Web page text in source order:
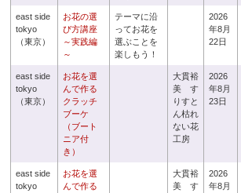
east side
tokyo
（東京）
お花の選
び方講座
～実践編
～
テーマに沿
ってお花を
選ぶことを
楽しもう！
2026
年8月
22日
east side
tokyo
（東京）
お花を選
んで作る
クラッチ
ブーケ
（ブート
ニア付
き）
大貫裕
美 す
りすと
ん枯れ
ない花
工房
2026
年8月
23日
east side
tokyo
お花を選
んで作る
大貫裕
美 す
2026
年8月